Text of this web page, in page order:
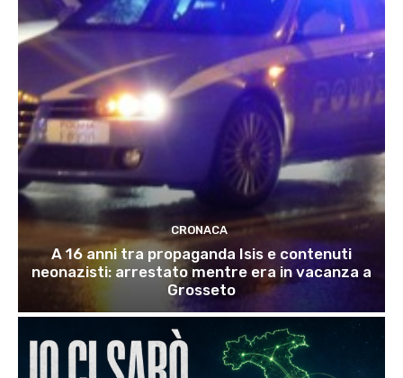
CRONACA
A 16 anni tra propaganda Isis e contenuti
neonazisti: arrestato mentre era in vacanza a
Grosseto